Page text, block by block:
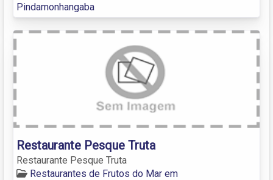
Pindamonhangaba
Restaurante Pesque Truta
Restaurante Pesque Truta
Restaurantes de Frutos do Mar em